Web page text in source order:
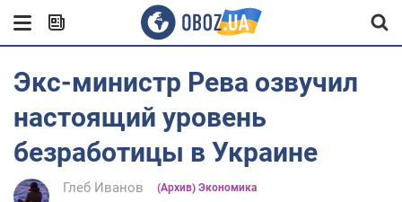
Экс-министр Рева озвучил
настоящий уровень
безработицы в Украине
Глеб Иванов (Архив) Экономика